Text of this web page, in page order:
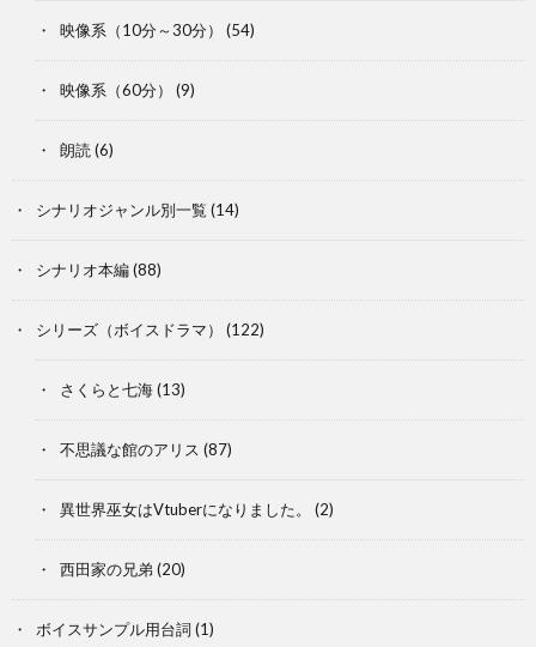
映像系（10分～30分） (54)
映像系（60分） (9)
朗読 (6)
シナリオジャンル別一覧 (14)
シナリオ本編(88)
シリーズ（ボイスドラマ） (122)
さくらと七海(13)
不思議な館のアリス (87)
異世界巫女はVtuberになりました。 (2)
西田家の兄弟(20)
ボイスサンプル用台詞 (1)